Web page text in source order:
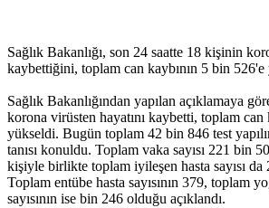
Sağlık Bakanlığı, son 24 saatte 18 kişinin
kaybettiğini, toplam can kaybının 5 bin 526'e
Sağlık Bakanlığından yapılan açıklamaya
korona virüsten hayatını kaybetti, toplam can
yükseldi. Bugün toplam 42 bin 846 test
tanısı konuldu. Toplam vaka sayısı 221 bin
kişiyle birlikte toplam iyileşen hasta sayısı
Toplam entübe hasta sayısının 379, toplam
sayısının ise bin 246 olduğu açıklandı.